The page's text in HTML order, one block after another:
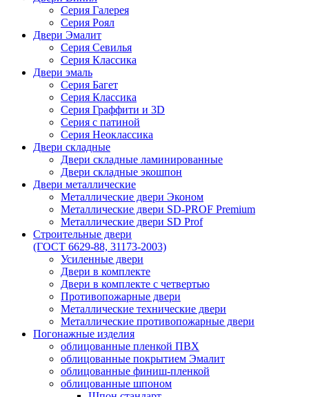
Серия Галерея
Серия Роял
Двери Эмалит
Серия Севилья
Серия Классика
Двери эмаль
Серия Багет
Серия Классика
Серия Граффити и 3D
Серия с патиной
Серия Неоклассика
Двери складные
Двери складные ламинированные
Двери складные экошпон
Двери металлические
Металлические двери Эконом
Металлические двери SD-PROF Premium
Металлические двери SD Prof
Строительные двери
(ГОСТ 6629-88, 31173-2003)
Усиленные двери
Двери в комплекте
Двери в комплекте с четвертью
Противопожарные двери
Металлические технические двери
Металлические противопожарные двери
Погонажные изделия
облицованные пленкой ПВХ
облицованные покрытием Эмалит
облицованные финиш-пленкой
облицованные шпоном